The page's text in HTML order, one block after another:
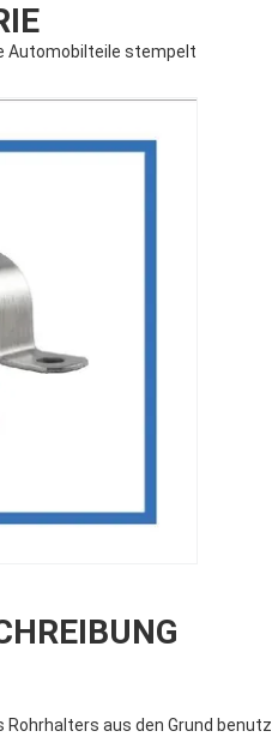
Automobilteile stempelt
aus den Grund